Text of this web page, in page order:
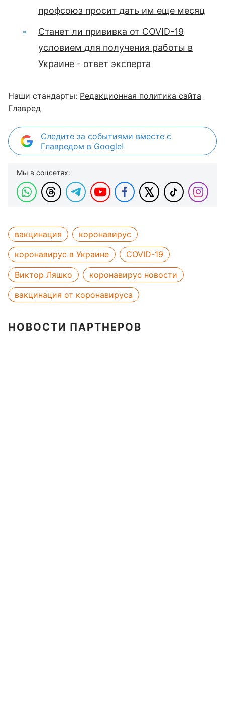
профсоюз просит дать им еще месяц
Станет ли прививка от COVID-19
условием для получения работы в
Украине - ответ эксперта
Наши стандарты: Редакционная политика сайта
Главред
Следите за событиями вместе с
Главредом в Google!
Мы в соцсетях:
вакцинация
коронавирус
коронавирус в Украине
COVID-19
Виктор Ляшко
коронавирус новости
вакцинация от коронавируса
НОВОСТИ ПАРТНЕРОВ